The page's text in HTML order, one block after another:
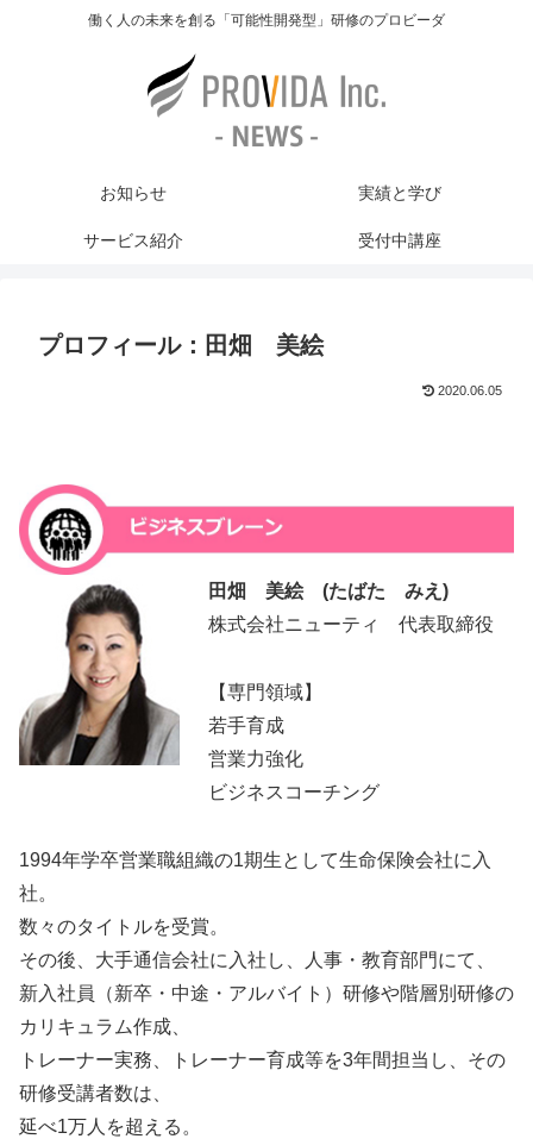
働く人の未来を創る「可能性開発型」研修のプロビーダ
お知らせ 実績と学び
サービス紹介 受付中講座
プロフィール：田畑 美絵
2020.06.05
田畑 美絵 (たばた みえ)
株式会社ニューティ 代表取締役
【専門領域】
若手育成
営業力強化
ビジネスコーチング
1994年学卒営業職組織の1期生として生命保険会社に入
社。
数々のタイトルを受賞。
その後、大手通信会社に入社し、人事・教育部門にて、
新入社員（新卒・中途・アルバイト）研修や階層別研修の
カリキュラム作成、
トレーナー実務、トレーナー育成等を3年間担当し、その
研修受講者数は、
延べ1万人を超える。